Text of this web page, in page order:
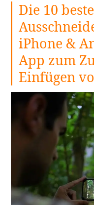
Die 10
iPhone &
App zum
Einfügen